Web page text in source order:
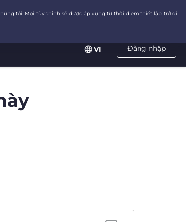
Đăng nhập
VI